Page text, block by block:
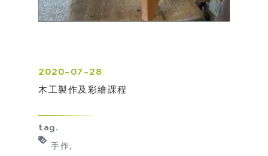
2020-07-28
木工製作及彩繪課程
tag.
手作